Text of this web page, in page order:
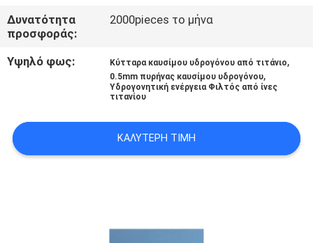
ΜΑΣ
ΕΛΆΤΕ
ΣΕ
ΖΗΤΉΣΤΕ
Δυνατότητα
προσφοράς:
2000pieces το μήνα
Υψηλό φως: Κύτταρα καυσίμου υδρογόνου από τιτάνιο,
0.5mm πυρήνας καυσίμου υδρογόνου,
Υδρογονητική ενέργεια Φιλτός από ίνες
τιτανίου
ΚΑΛΎΤΕΡΗ ΤΙΜΉ